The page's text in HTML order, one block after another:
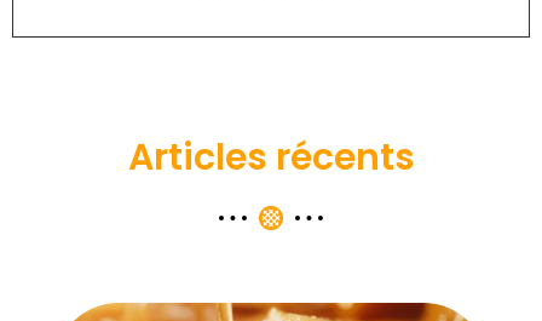
Articles récents